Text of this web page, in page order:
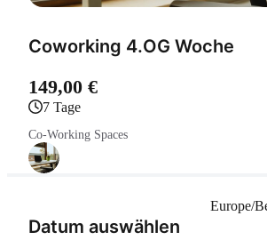
Coworking 4.OG Woche
149,00 €
7 Tage
Co-Working Spaces
Datum auswählen
Europe/